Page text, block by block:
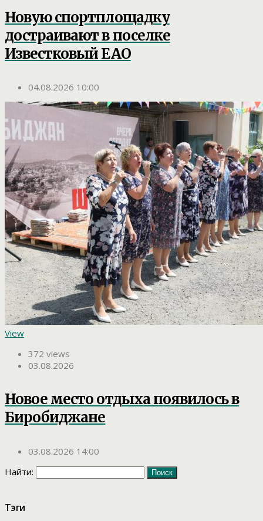
Новую спортплощадку
достраивают в поселке
Известковый ЕАО
04.08.2026 10:00
View
372 views
03.08.2026
Новое место отдыха появилось в
Биробиджане
03.08.2026 14:00
Найти:
Тэги